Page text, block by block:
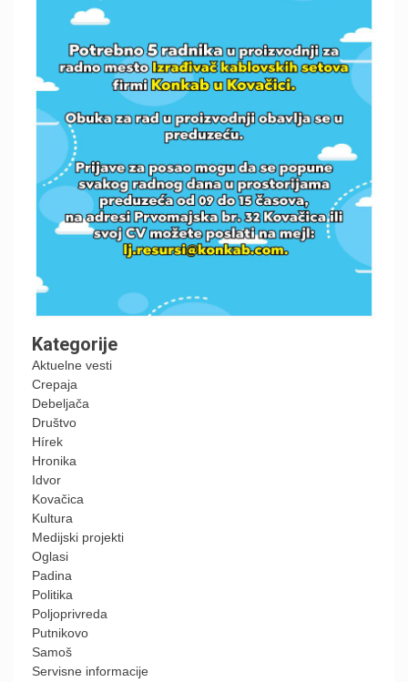
Kategorije
Aktuelne vesti
Crepaja
Debeljača
Društvo
Hírek
Hronika
Idvor
Kovačica
Kultura
Medijski projekti
Oglasi
Padina
Politika
Poljoprivreda
Putnikovo
Samoš
Servisne informacije